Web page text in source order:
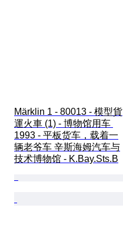
Märklin 1 - 80013 - 模型貨
運火車 (1) - 博物馆用车
1993 - 平板货车，载着一
辆老爷车 辛斯海姆汽车与
技术博物馆 - K.Bay.Sts.B